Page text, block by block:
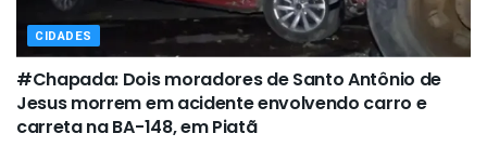
CIDADES
#Chapada: Dois moradores de Santo Antônio de
Jesus morrem em acidente envolvendo carro e
carreta na BA-148, em Piatã